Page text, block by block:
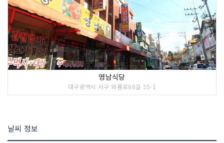
영남식당
대구광역시 서구 와룡로66길 55-1
날씨 정보